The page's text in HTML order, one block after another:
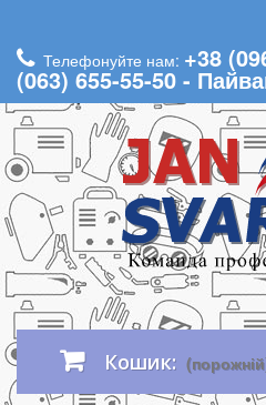
Телефонуйте нам: +38
(063) 655-55-50 -
Кошик: